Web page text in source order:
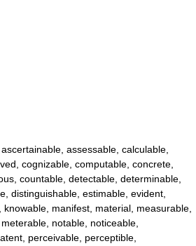
assessable, calculable,
cognizable, computable, concrete,
countable, detectable, determinable,
distinguishable, estimable, evident,
manifest, material, measurable,
notable, noticeable,
perceivable, perceptible,